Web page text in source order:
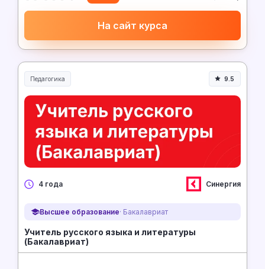
На сайт курса
Педагогика
Образование и педагогика
9.5
4 года Синергия
Высшее образование· Бакалавриат
Учитель русского языка и литературы
(Бакалавриат)